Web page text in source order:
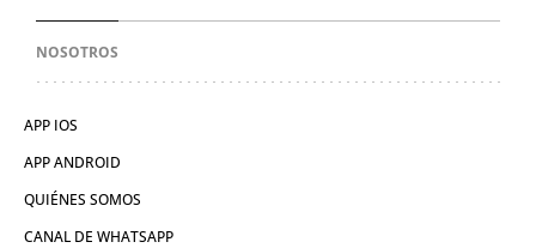
NOSOTROS
APP IOS
APP ANDROID
QUIÉNES SOMOS
CANAL DE WHATSAPP